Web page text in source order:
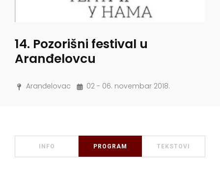
14. Pozorišni festival u
Aranđelovcu
Aranđelovac 02 - 06. novembar 2018.
INFO PROGRAM TEKSTOVI